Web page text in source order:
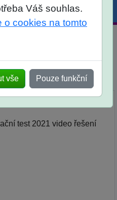
Košík
Váš souhlas.
o cookies na tomto
vše Pouze funkční
test 2021 video řešení